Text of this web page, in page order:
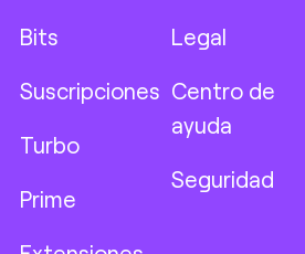
Bits
Suscripciones
Turbo
Prime
Legal
Centro de
ayuda
Seguridad